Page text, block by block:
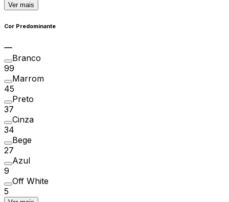
Ver mais
Cor Predominante
Branco
99
Marrom
45
Preto
37
Cinza
34
Bege
27
Azul
9
Off White
5